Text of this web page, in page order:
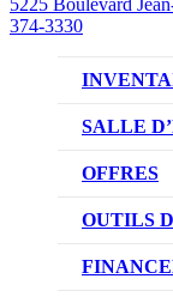
5225 Boulevard
374-3330
SALLE
OFFRES
OUTILS